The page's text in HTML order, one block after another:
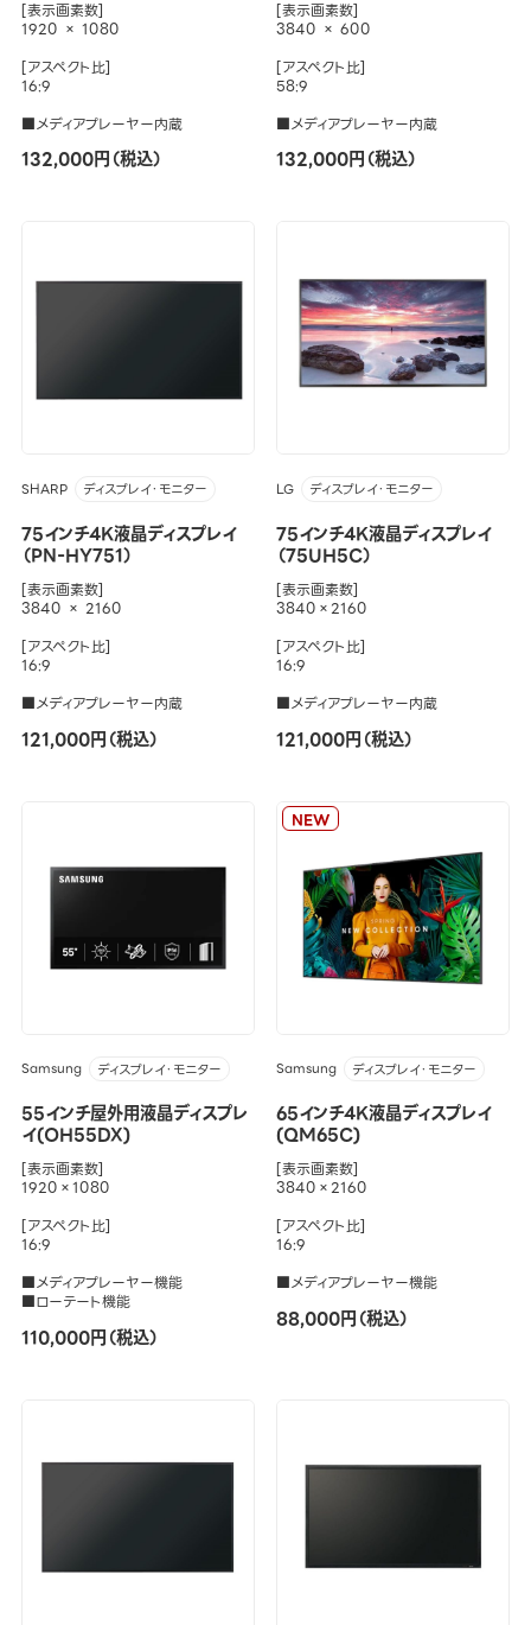
[表示画素数]
1920 × 1080
[アスペクト比]
16:9
■メディアプレーヤー内蔵
132,000円（税込）
[表示画素数]
3840 × 600
[アスペクト比]
58:9
■メディアプレーヤー内蔵
132,000円（税込）
SHARP ディスプレイ・モニター
75インチ4K液晶ディスプレイ
（PN-HY751）
[表示画素数]
3840 × 2160
[アスペクト比]
16:9
■メディアプレーヤー内蔵
121,000円（税込）
LG ディスプレイ・モニター
75インチ4K液晶ディスプレイ
（75UH5C）
[表示画素数]
3840×2160
[アスペクト比]
16:9
■メディアプレーヤー内蔵
121,000円（税込）
Samsung ディスプレイ・モニター
55インチ屋外用液晶ディスプレ
イ(OH55DX)
[表示画素数]
1920×1080
[アスペクト比]
16:9
■メディアプレーヤー機能
■ローテート機能
110,000円（税込）
NEW
Samsung ディスプレイ・モニター
65インチ4K液晶ディスプレイ
(QM65C)
[表示画素数]
3840×2160
[アスペクト比]
16:9
■メディアプレーヤー機能
88,000円（税込）